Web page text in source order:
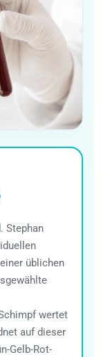
Stephan
üblichen
wertet
auf dieser
Gelb-Rot-